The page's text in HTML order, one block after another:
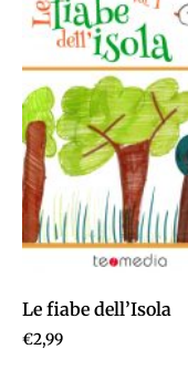
Le fiabe dell’Isola
€2,99